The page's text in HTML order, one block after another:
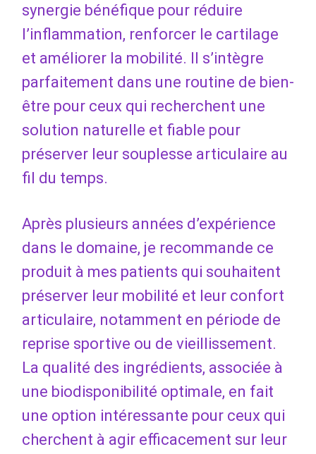
synergie bénéfique pour réduire
l’inflammation, renforcer le cartilage
et améliorer la mobilité. Il s’intègre
parfaitement dans une routine de bien-
être pour ceux qui recherchent une
solution naturelle et fiable pour
préserver leur souplesse articulaire au
fil du temps.
Après plusieurs années d’expérience
dans le domaine, je recommande ce
produit à mes patients qui souhaitent
préserver leur mobilité et leur confort
articulaire, notamment en période de
reprise sportive ou de vieillissement.
La qualité des ingrédients, associée à
une biodisponibilité optimale, en fait
une option intéressante pour ceux qui
cherchent à agir efficacement sur leur